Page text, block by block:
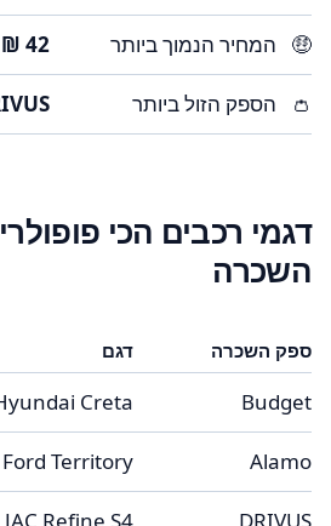
🤑 המחיר הנמוך ביותר
👛 הספק הזול ביותר
דגמי רכבים הכי
השכרה
ספק השכרה דגם
Budget
Creta
Alamo
Ford Territory